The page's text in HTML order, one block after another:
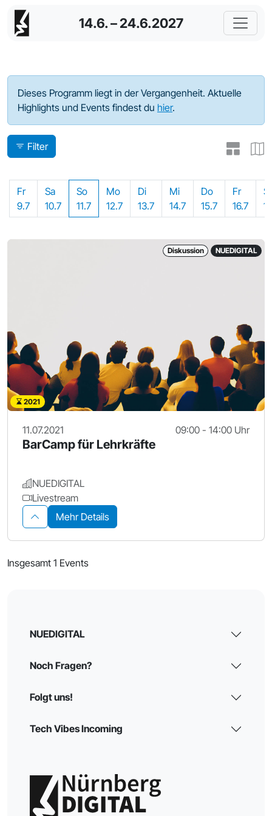
14.6. – 24.6.2027
Programm - 2021
Dieses Programm liegt in der Vergangenheit. Aktuelle
Highlights und Events findest du hier.
Filter
Fr
9.7
Sa
10.7
So
11.7
Mo
12.7
Di
13.7
Mi
14.7
Do
15.7
Fr
16.7
Diskussion NUEDIGITAL
2021
11.07.2021 09:00 - 14:00 Uhr
BarCamp für Lehrkräfte
NUEDIGITAL
Livestream
Mehr Details
Insgesamt 1 Events
NUEDIGITAL
Noch Fragen?
Folgt uns!
Tech Vibes Incoming